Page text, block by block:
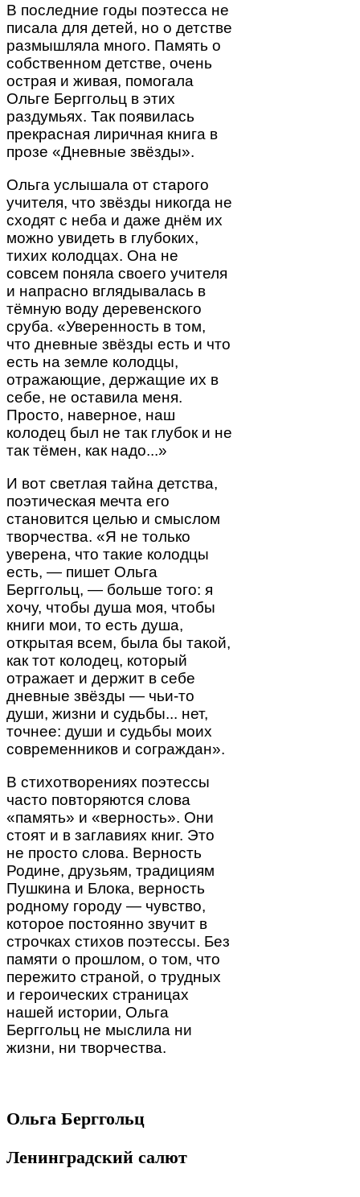
В последние годы поэтесса не
писала для детей, но о детстве
размышляла много. Память о
собственном детстве, очень
острая и живая, помогала
Ольге Берггольц в этих
раздумьях. Так появилась
прекрасная лиричная книга в
прозе «Дневные звёзды».
Ольга услышала от старого
учителя, что звёзды никогда не
сходят с неба и даже днём их
можно увидеть в глубоких,
тихих колодцах. Она не
совсем поняла своего учителя
и напрасно вглядывалась в
тёмную воду деревенского
сруба. «Уверенность в том,
что дневные звёзды есть и что
есть на земле колодцы,
отражающие, держащие их в
себе, не оставила меня.
Просто, наверное, наш
колодец был не так глубок и не
так тёмен, как надо...»
И вот светлая тайна детства,
поэтическая мечта его
становится целью и смыслом
творчества. «Я не только
уверена, что такие колодцы
есть, — пишет Ольга
Берггольц, — больше того: я
хочу, чтобы душа моя, чтобы
книги мои, то есть душа,
открытая всем, была бы такой,
как тот колодец, который
отражает и держит в себе
дневные звёзды — чьи-то
души, жизни и судьбы... нет,
точнее: души и судьбы моих
современников и сограждан».
В стихотворениях поэтессы
часто повторяются слова
«память» и «верность». Они
стоят и в заглавиях книг. Это
не просто слова. Верность
Родине, друзьям, традициям
Пушкина и Блока, верность
родному городу — чувство,
которое постоянно звучит в
строчках стихов поэтессы. Без
памяти о прошлом, о том, что
пережито страной, о трудных
и героических страницах
нашей истории, Ольга
Берггольц не мыслила ни
жизни, ни творчества.
Ольга Берггольц
Ленинградский салют